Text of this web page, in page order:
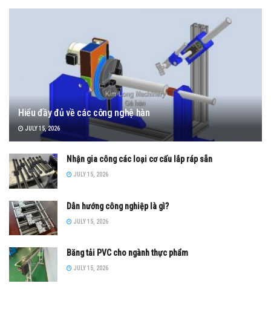
Hiểu đầy đủ về các công nghệ hàn
JULY 15, 2026
Nhận gia công các loại cơ cấu lắp ráp sẵn
JULY 15, 2026
Dẫn hướng công nghiệp là gì?
JULY 15, 2026
Băng tải PVC cho ngành thực phẩm
JULY 15, 2026